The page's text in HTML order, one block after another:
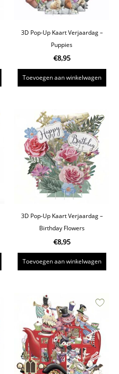
3D Pop-Up Kaart Verjaardag –
Puppies
€8,95
Toevoegen aan winkelwagen
3D Pop-Up Kaart Verjaardag –
Birthday Flowers
€8,95
Toevoegen aan winkelwagen